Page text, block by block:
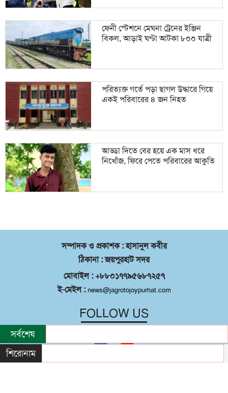
ফেনী স্টেশনে মেঘনা ট্রেনের ইঞ্জিন
বিকল, আড়াই ঘণ্টা আটকা ৮০০ যাত্রী
পরিত্যক্ত গর্তে পড়া ছাগল উদ্ধারে গিয়ে
একই পরিবারের ৪ জন নিহত
আড্ডা দিতে বের হয়ে এক মাস ধরে
নিখোঁজ, ফিরে পেতে পরিবারের আকুতি
সম্পাদক ও প্রকাশক : হাসানুল কবীর
ঠিকানা : জয়পুরহাট সদর
মোবাইল : +৮৮০১৭৭৯৫৬৮৭২৫৭
ই-মেইল : news@jagrotojoypurhat.com
FOLLOW US
©২০২৬ |জয়পুরহাট সদরকর্তৃক সর্বস্বত্ব®সংরক্ষিত
সর্বশেষ
শিরোনাম